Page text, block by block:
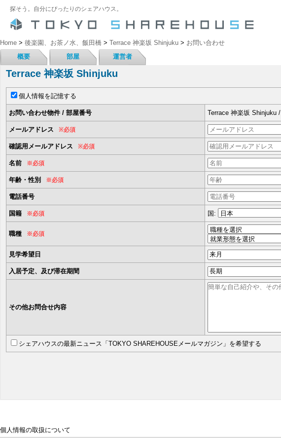
探そう。自分にぴったりのシェアハウス。
Home > 後楽園、お茶ノ水、飯田橋 > Terrace 神楽坂 Shinjuku > お問い合わせ
概要
部屋 運営者
Terrace 神楽坂 Shinjuku
個人情報を記憶する
お問い合わせ物件 / 部屋番号 Terrace 神楽坂 Shinjuku /
メールアドレス ※必須
確認用メールアドレス ※必須
名前 ※必須
年齢・性別 ※必須
電話番号
国籍 ※必須 国:
職種 ※必須
見学希望日
入居予定、及び滞在期間
その他お問合せ内容
シェアハウスの最新ニュース「TOKYO SHAREHOUSEメールマガジン」を希望する
個人情報の取扱について